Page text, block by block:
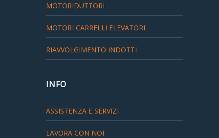
MOTORIDUTTORI
MOTORI CARRELLI ELEVATORI
RIAVVOLGIMENTO INDOTTI
INFO
ASSISTENZA E SERVIZI
LAVORA CON NOI